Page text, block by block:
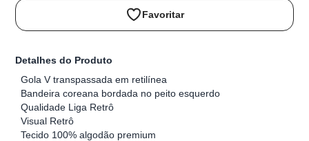
Favoritar
Detalhes do Produto
Gola V transpassada em retilínea
Bandeira coreana bordada no peito esquerdo
Qualidade Liga Retrô
Visual Retrô
Tecido 100% algodão premium